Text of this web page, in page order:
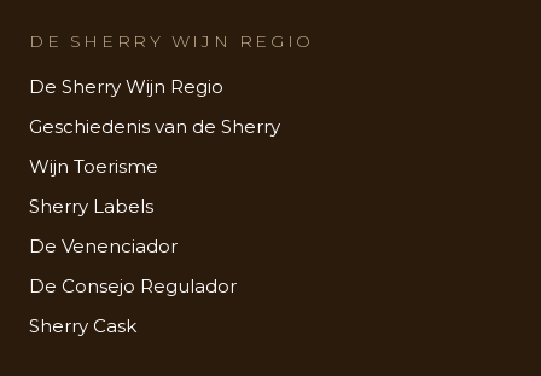
DE SHERRY WIJN REGIO
De Sherry Wijn Regio
Geschiedenis van de Sherry
Wijn Toerisme
Sherry Labels
De Venenciador
De Consejo Regulador
Sherry Cask